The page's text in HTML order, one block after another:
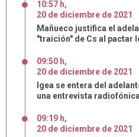
10:57 h,
20 de diciembre de 2021
Mañueco justifica el
"traición" de Cs al pactar
09:50 h,
20 de diciembre de 2021
Igea se entera del
una entrevista radiofónica
09:19 h,
20 de diciembre de 2021